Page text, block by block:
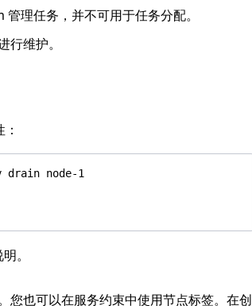
理任务，并不可用于任务分配。
维护。
。
您也可以在服务约束中使用节点标签。在创